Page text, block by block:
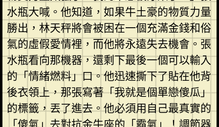
水瓶大喊。他知道，如果牛土豪的物質力量
勝出，林天秤將會被困在一個充滿金錢和俗
氣的虛假愛情裡，而他將永遠失去機會。張
水瓶看向那機器，還剩下最後一個可以輸入
的「情緒燃料」口。他迅速撕下了貼在他背
後衣領上，那張寫著「我就是個單戀傻瓜」
的標籤，丟了進去。他必須用自己最真實的